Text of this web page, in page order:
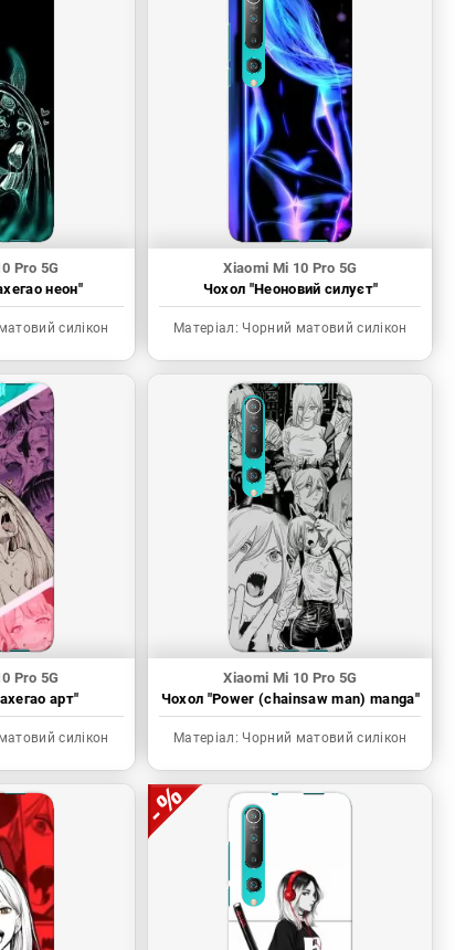
Pro 5G
неон"
силікон
Xiaomi Mi 10 Pro 5G
Чохол "Неоновий силуєт"
Матеріал: Чорний матовий силікон
Pro 5G
арт"
силікон
Xiaomi Mi 10 Pro 5G
Чохол "Power (chainsaw man) manga"
Матеріал: Чорний матовий силікон